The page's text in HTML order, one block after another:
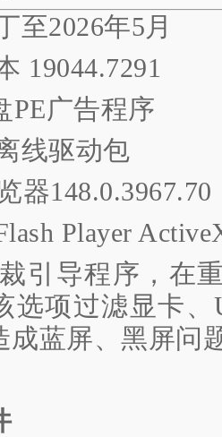
至2026年5月
19044.7291
PE广告程序
线驱动包
器148.0.3967.70
Player
引导程序，在
选项过滤显卡
成蓝屏、黑屏问